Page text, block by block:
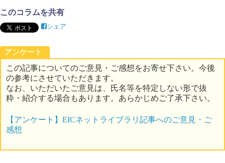
このコラムを共有
シェア
アンケート
この記事についてのご意見・ご感想をお寄せ下さい。今後
の参考にさせていただきます。
なお、いただいたご意見は、氏名等を特定しない形で抜
粋・紹介する場合もあります。あらかじめご了承下さい。
【アンケート】EICネットライブラリ記事へのご意見・ご
感想